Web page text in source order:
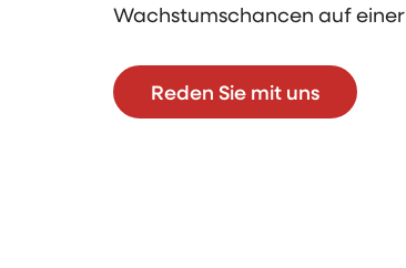
Wachstumschancen auf
Reden Sie mit uns